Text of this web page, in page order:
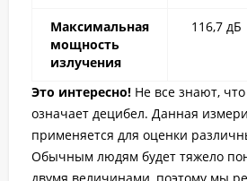
Максимальная
мощность
излучения
116,7 дБ
Это интересно! Не все знают,
означает децибел. Данная
применяется для оценки
Обычным людям будет тяжело